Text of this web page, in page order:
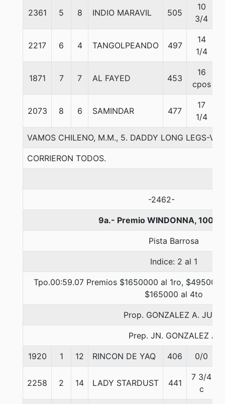
2361 5 8 INDIO MARAVIL 505
10
3/4
2217 6 4 TANGOLPEANDO 497
14
1/4
1871 7 7 AL FAYED 453
16
cpos
2073 8 6 SAMINDAR 477
17
1/4
VAMOS CHILENO, M.M., 5. DADDY LONG LEGS-
CORRIERON TODOS.
-2462-
9a.- Premio WINDONNA, 1000
Pista Barrosa
Indice: 2 al 1
Tpo.00:59.07 Premios $1650000 al 1ro,
$165000 al 4to
Prop. GONZALEZ A. JUAN
Prep. JN. GONZALEZ A.
1920 1 12 RINCON DE YAQ 406 0/0
2258 2 14 LADY STARDUST 441
7 3/4
c